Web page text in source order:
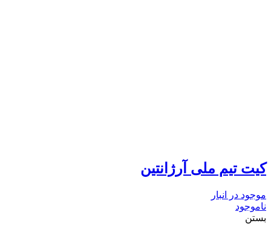
کیت تیم ملی آرژانتین
موجود در انبار
ناموجود
بستن